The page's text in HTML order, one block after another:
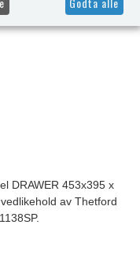
DRAWER 453x395 x
av Thetford